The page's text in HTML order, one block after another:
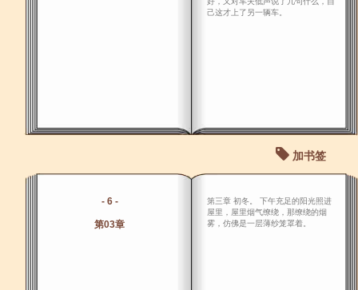
己这才上了另一辆车。
加书签
- 6 -
第03章
第三章 初冬。 下午充足的阳光照进
屋里，屋里烟气缭绕，那缭绕的烟
雾，仿佛是一层薄纱笼罩着。